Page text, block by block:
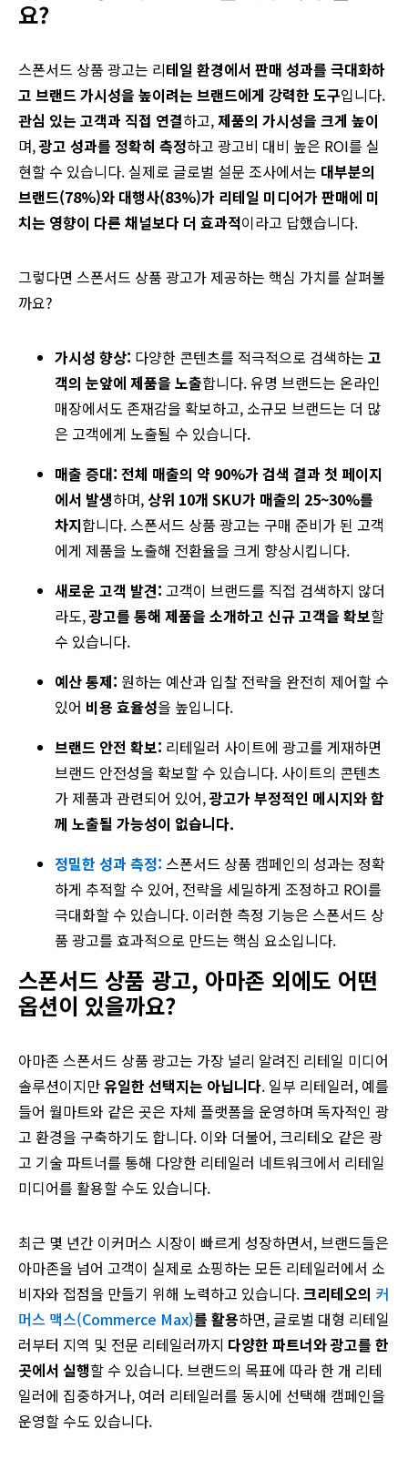
요?
스폰서드 상품 광고는 리테일 환경에서 판매 성과를 극대화하
고 브랜드 가시성을 높이려는 브랜드에게 강력한 도구입니다.
관심 있는 고객과 직접 연결하고,제품의 가시성을 크게 높이
며,광고 성과를 정확히 측정하고 광고비 대비 높은 ROI를 실
현할 수 있습니다. 실제로 글로벌 설문 조사에서는 대부분의
브랜드(78%)와 대행사(83%)가 리테일 미디어가 판매에 미
치는 영향이 다른 채널보다 더 효과적이라고 답했습니다.
그렇다면 스폰서드 상품 광고가 제공하는 핵심 가치를 살펴볼
까요?
가시성 향상: 다양한 콘텐츠를 적극적으로 검색하는 고
객의 눈앞에 제품을 노출합니다. 유명 브랜드는 온라인
매장에서도 존재감을 확보하고, 소규모 브랜드는 더 많
은 고객에게 노출될 수 있습니다.
매출 증대: 전체 매출의 약 90%가 검색 결과 첫 페이지
에서 발생하며, 상위 10개 SKU가 매출의 25~30%를
차지합니다. 스폰서드 상품 광고는 구매 준비가 된 고객
에게 제품을 노출해 전환율을 크게 향상시킵니다.
새로운 고객 발견: 고객이 브랜드를 직접 검색하지 않더
라도,광고를 통해 제품을 소개하고 신규 고객을 확보할
수 있습니다.
예산 통제: 원하는 예산과 입찰 전략을 완전히 제어할 수
있어 비용 효율성을 높입니다.
브랜드 안전 확보: 리테일러 사이트에 광고를 게재하면
브랜드 안전성을 확보할 수 있습니다. 사이트의 콘텐츠
가 제품과 관련되어 있어,광고가 부정적인 메시지와 함
께 노출될 가능성이 없습니다.
정밀한 성과 측정: 스폰서드 상품 캠페인의 성과는 정확
하게 추적할 수 있어, 전략을 세밀하게 조정하고 ROI를
극대화할 수 있습니다. 이러한 측정 기능은 스폰서드 상
품 광고를 효과적으로 만드는 핵심 요소입니다.
스폰서드 상품 광고, 아마존 외에도 어떤
옵션이 있을까요?
아마존 스폰서드 상품 광고는 가장 널리 알려진 리테일 미디어
솔루션이지만유일한 선택지는 아닙니다. 일부 리테일러, 예를
들어 월마트와 같은 곳은 자체 플랫폼을 운영하며 독자적인 광
고 환경을 구축하기도 합니다. 이와 더불어, 크리테오 같은 광
고 기술 파트너를 통해 다양한 리테일러 네트워크에서 리테일
미디어를 활용할 수도 있습니다.
최근 몇 년간 이커머스 시장이 빠르게 성장하면서, 브랜드들은
아마존을 넘어 고객이 실제로 쇼핑하는 모든 리테일러에서 소
비자와 접점을 만들기 위해 노력하고 있습니다.크리테오의 커
머스 맥스(Commerce Max)를 활용하면, 글로벌 대형 리테일
러부터 지역 및 전문 리테일러까지 다양한 파트너와 광고를 한
곳에서 실행할 수 있습니다. 브랜드의 목표에 따라 한 개 리테
일러에 집중하거나, 여러 리테일러를 동시에 선택해 캠페인을
운영할 수도 있습니다.